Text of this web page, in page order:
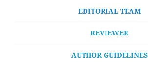
EDITORIAL TEAM
REVIEWER
AUTHOR GUIDELINES